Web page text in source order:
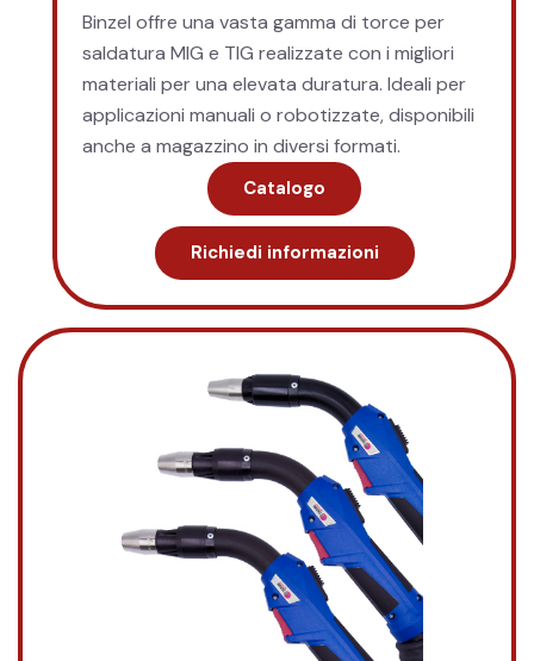
Binzel offre una vasta gamma di torce per
saldatura MIG e TIG realizzate con i migliori
materiali per una elevata duratura. Ideali per
applicazioni manuali o robotizzate, disponibili
anche a magazzino in diversi formati.
Catalogo
Richiedi informazioni